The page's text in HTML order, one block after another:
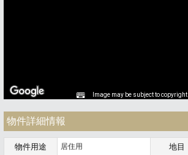
Image may be subject to copyright
物件詳細情報
物件用途 居住用 地目